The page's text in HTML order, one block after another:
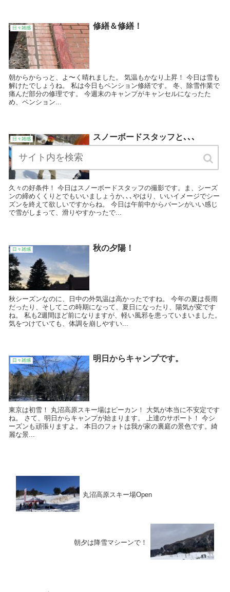
日々雑感 修繕＆修繕！
朝からからっと、よ〜く晴れました。 気温もかなり上昇！ 今日は雪も
解けたでしょうね。 私は今日もペンション修繕です。 冬、除雪作業で
痛んだ部分の修理です。 今週末のキャンプがキャンセルになったた
め、ペンション...
日々雑感 スノーボードスタッフと､､､
久々の好条件！ 今日はスノーボードスタッフの撮影です。ま、シーズ
ンの締めくくりとでもいいましょうか､､､やはり、いいイメージでシー
ズンを終えて欲しいですからね。 今日は午前中からバーンがいい感じ
で雪がしまって、滑りやすかったで...
日々雑感 秋の夕陽！
秋シーズンなのに、日中の外気温は高かったですね。 今年の夏は長雨
だったり、そしてこの時期になって、夏日になったり、陽気が変です
ね。 私も2週間ほど前になりますが、軽い風邪を患っていまいました。
気をつけていても、体調を崩しやすい...
日々雑感 明日からキャンプです。
東京は初雪！ 丸沼高原スキー場はピーカン！ 大気が本当に不安定です
ね。 さて、明日からキャンプが始まります。 上達のサポート！ 今シ
ーズンも頑張りますよ。 本日のフォトは我が家の裏庭の景色です。綺
麗な景...
丸沼高原スキー場Open
朝夕は降雪マシーンで！